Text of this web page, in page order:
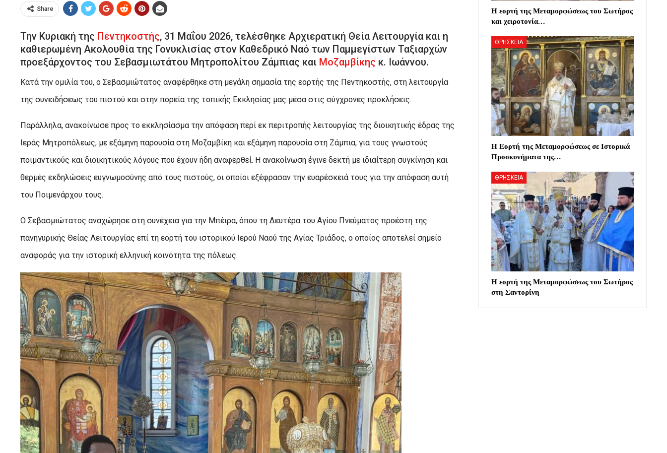
Share
Την Κυριακή της Πεντηκοστής, 31 Μαΐου 2026, τελέσθηκε Αρχιερατική Θεία Λειτουργία και η
καθιερωμένη Ακολουθία της Γονυκλισίας στον Καθεδρικό Ναό των Παμμεγίστων Ταξιαρχών
προεξάρχοντος του Σεβασμιωτάτου Μητροπολίτου Ζάμπιας και Μοζαμβίκης κ. Ιωάννου.
Κατά την ομιλία του, ο Σεβασμιώτατος αναφέρθηκε στη μεγάλη σημασία της εορτής της Πεντηκοστής, στη λειτουργία
της συνειδήσεως του πιστού και στην πορεία της τοπικής Εκκλησίας μας μέσα στις σύγχρονες προκλήσεις.
Παράλληλα, ανακοίνωσε προς το εκκλησίασμα την απόφαση περί εκ περιτροπής λειτουργίας της διοικητικής έδρας της
Ιεράς Μητροπόλεως, με εξάμηνη παρουσία στη Μοζαμβίκη και εξάμηνη παρουσία στη Ζάμπια, για τους γνωστούς
ποιμαντικούς και διοικητικούς λόγους που έχουν ήδη αναφερθεί. Η ανακοίνωση έγινε δεκτή με ιδιαίτερη συγκίνηση και
θερμές εκδηλώσεις ευγνωμοσύνης από τους πιστούς, οι οποίοι εξέφρασαν την ευαρέσκειά τους για την απόφαση αυτή
του Ποιμενάρχου τους.
Ο Σεβασμιώτατος αναχώρησε στη συνέχεια για την Μπέιρα, όπου τη Δευτέρα του Αγίου Πνεύματος προέστη της
πανηγυρικής Θείας Λειτουργίας επί τη εορτή του ιστορικού Ιερού Ναού της Αγίας Τριάδος, ο οποίος αποτελεί σημείο
αναφοράς για την ιστορική ελληνική κοινότητα της πόλεως.
Η εορτή της Μεταμορφώσεως του Σωτήρος
και χειροτονία…
ΘΡΗΣΚΕΙΑ
Η Εορτή της Μεταμορφώσεως σε Ιστορικά
Προσκυνήματα της…
ΘΡΗΣΚΕΙΑ
Η εορτή της Μεταμορφώσεως του Σωτήρος
στη Σαντορίνη